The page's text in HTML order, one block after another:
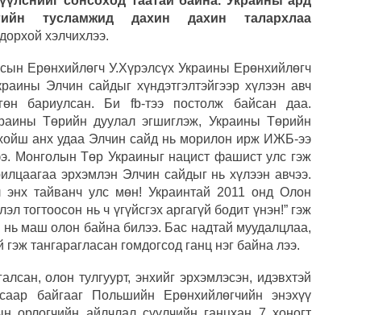
тусламжид дахин дахин талархлаа
хэлчихлээ.
Ерөнхийлөгч У.Хүрэлсүх Украины Ерөнхийлөгч
Элчин сайдыг хүндэтгэлтэйгээр хүлээн авч
бариулсан. Би fb-тээ постолж байсан даа.
Төрийн дуулал эгшиглэж, Украины Төрийн
анх удаа Элчин сайд нь морилон ирж ИЖБ-ээ
Монголын Төр Украиныг нацист фашист улс гэж
эрхэмлэн Элчин сайдыг нь хүлээн авчээ.
тайванч улс мөн! Украинтай 2011 онд Олон
тогтоосон нь ч үгүйсгэх аргагүй бодит үнэн!” гэж
нь маш олон байна билээ. Бас надтай муудалцлаа,
тангарагласан гомдогсод ганц нэг байна лээ.
олон тулгуурт, энхийг эрхэмлэсэн, идэвхтэй
байгааг Польшийн Ерөнхийлөгчийн энэхүү